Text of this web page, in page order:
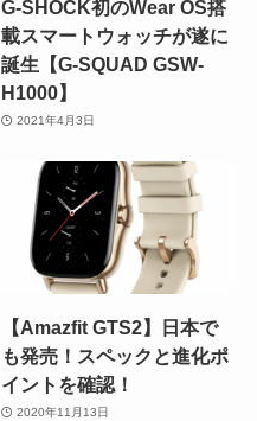
G-SHOCK初のWear OS搭
載スマートウォッチが遂に
誕生【G-SQUAD GSW-
H1000】
2021年4月3日
【Amazfit GTS2】日本で
も発売！スペックと進化ポ
イントを確認！
2020年11月13日